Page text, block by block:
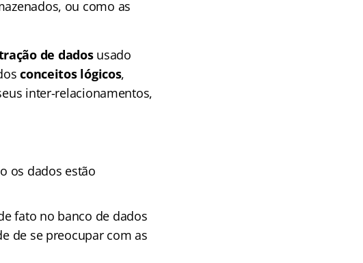
ou como as
de dadosusado
conceitos lógicos,
inter-relacionamentos,
os dados estão
fato no banco de dados
de se preocupar com as